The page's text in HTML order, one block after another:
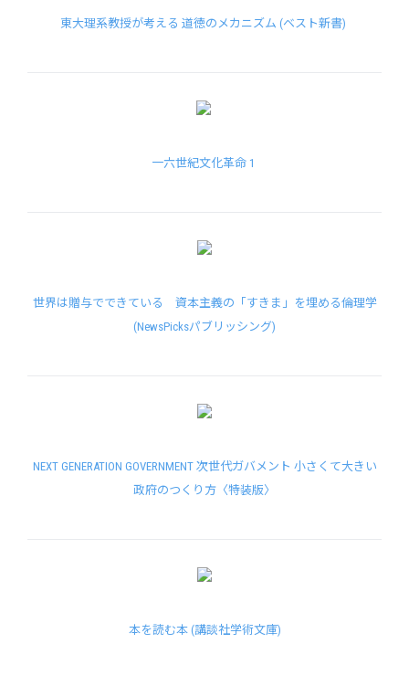
東大理系教授が考える 道徳のメカニズム (ベスト新書)
一六世紀文化革命 1
世界は贈与でできている 資本主義の「すきま」を埋める倫理学
(NewsPicksパブリッシング)
NEXT GENERATION GOVERNMENT 次世代ガバメント 小さくて大きい
政府のつくり方〈特装版〉
本を読む本 (講談社学術文庫)